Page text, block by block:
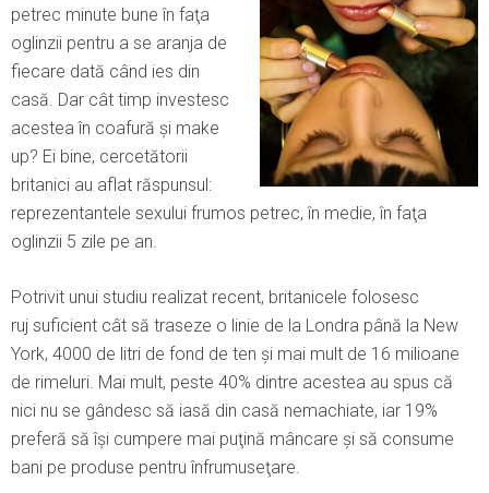
petrec minute bune în faţa
oglinzii pentru a se aranja de
fiecare dată când ies din
casă. Dar cât timp investesc
acestea în coafură şi make
up? Ei bine, cercetătorii
britanici au aflat răspunsul:
reprezentantele sexului frumos petrec, în medie, în faţa
oglinzii 5 zile pe an.
Potrivit unui studiu realizat recent, britanicele folosesc
ruj suficient cât să traseze o linie de la Londra până la New
York, 4000 de litri de fond de ten şi mai mult de 16 milioane
de rimeluri. Mai mult, peste 40% dintre acestea au spus că
nici nu se gândesc să iasă din casă nemachiate, iar 19%
preferă să îşi cumpere mai puţină mâncare şi să consume
bani pe produse pentru înfrumuseţare.